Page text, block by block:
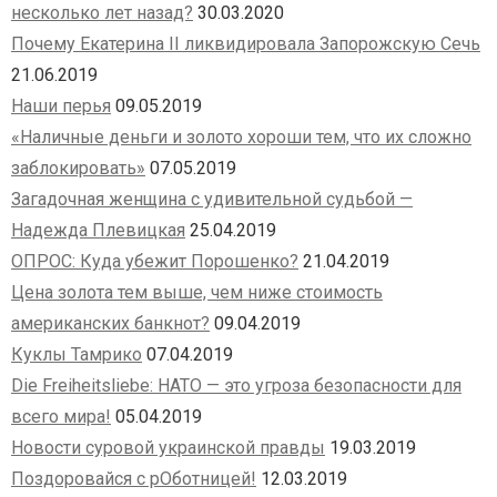
несколько лет назад? 30.03.2020
Почему Екатерина II ликвидировала Запорожскую Сечь
21.06.2019
Наши перья 09.05.2019
«Наличные деньги и золото хороши тем, что их сложно
заблокировать» 07.05.2019
Загадочная женщина с удивительной судьбой —
Надежда Плевицкая 25.04.2019
ОПРОС: Куда убежит Порошенко? 21.04.2019
Цена золота тем выше, чем ниже стоимость
американских банкнот? 09.04.2019
Куклы Тамрико 07.04.2019
Die Freiheitsliebe: НАТО — это угроза безопасности для
всего мира! 05.04.2019
Новости суровой украинской правды 19.03.2019
Поздоровайся с рОботницей! 12.03.2019